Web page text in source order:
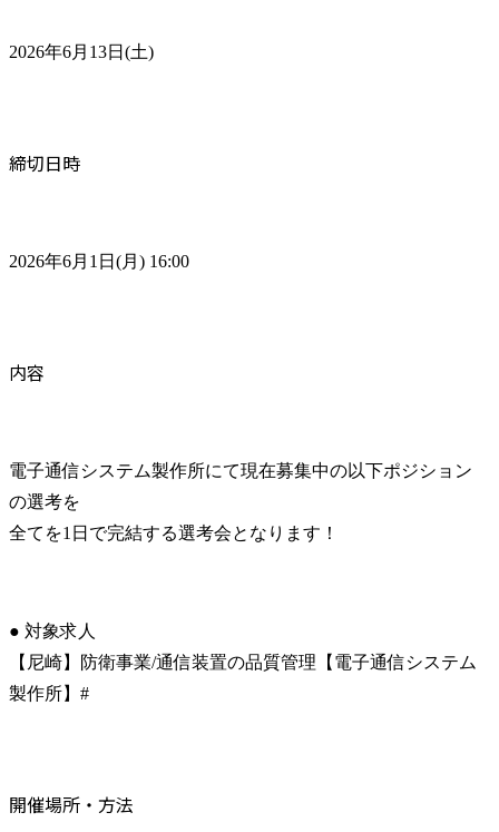
2026年6月13日(土)
締切日時
2026年6月1日(月) 16:00
内容
電子通信システム製作所にて現在募集中の以下ポジション
の選考を
全てを1日で完結する選考会となります！
● 対象求人
【尼崎】防衛事業/通信装置の品質管理【電子通信システム
製作所】#
開催場所・方法